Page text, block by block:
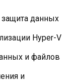
защита данных
Hyper-V
и файлов
и